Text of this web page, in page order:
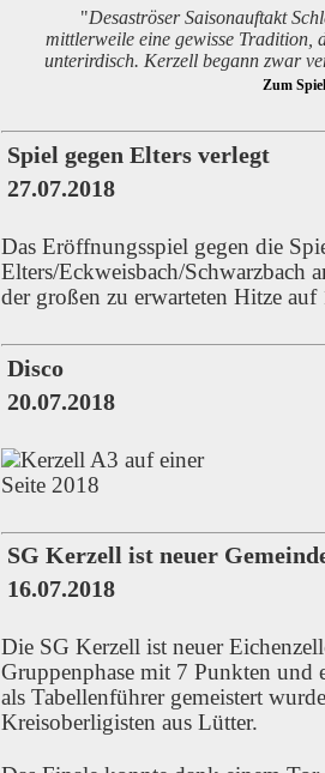
"Desaströser Saisonauftakt
mittlerweile eine gewisse Tradition,
unterirdisch. Kerzell begann zwar
Zum
Spiel gegen Elters verlegt
27.07.2018
Das Eröffnungsspiel gegen die
Elters/Eckweisbach/Schwarzbach
der großen zu erwarteten Hitze
Disco
20.07.2018
SG Kerzell ist neuer
16.07.2018
Die SG Kerzell ist neuer
Gruppenphase mit 7 Punkten und
als Tabellenführer gemeistert
Kreisoberligisten aus Lütter.